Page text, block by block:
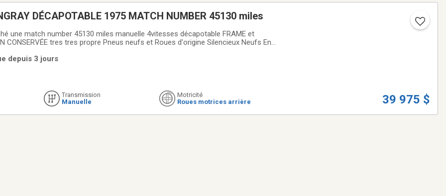
CORVETTE STINGRAY DÉCAPOTABLE 1975 MATCH NUMBER 45130 miles
une match number 45130 miles manuelle 4vitesses décapotable FRAME et
CONSERVÉE tres tres propre Pneus neufs et Roues d'origine Silencieux Neufs En
depuis 3 jours
Transmission
Manuelle
Motricité
Roues motrices arrière
39 975 $